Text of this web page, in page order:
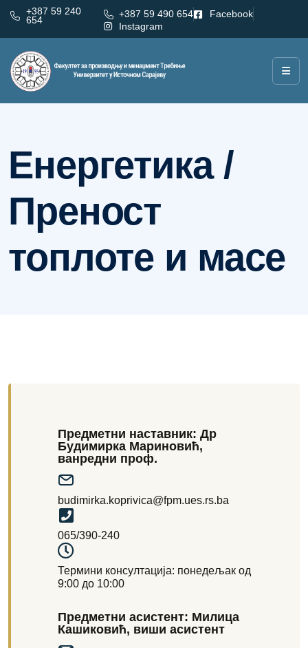
+387 59 240
654
+387 59 490 654
Facebook
Instagram
Категорија:
Енергетика /
Преност
топлоте и масе
Предметни наставник: Др
Будимирка Мариновић,
ванредни проф.
budimirka.koprivica@fpm.ues.rs.ba
065/390-240
Термини консултација: понедељак од
9:00 до 10:00
Предметни асистент: Милица
Кашиковић, виши асистент